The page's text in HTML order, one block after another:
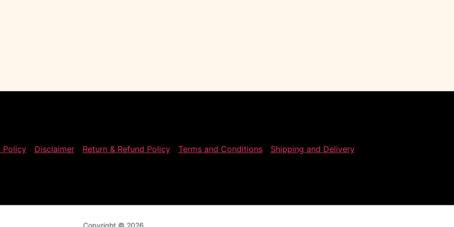
Policy Disclaimer Return & Refund Policy Terms and Conditions Shipping and Delivery
Copyright © 2026